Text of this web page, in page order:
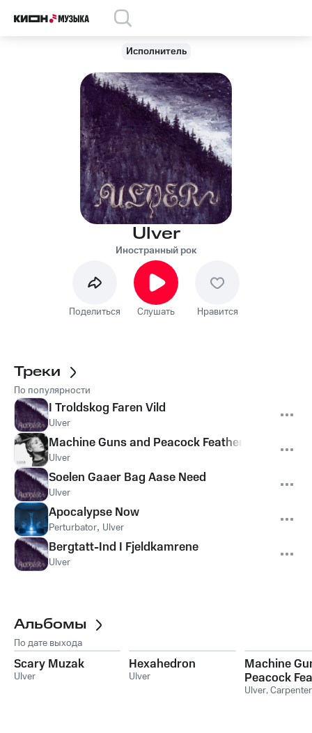
Исполнитель
Ulver
Иностранный рок
Поделиться Слушать Нравится
Треки
По популярности
I Troldskog Faren Vild
Ulver
Machine Guns and Peacock Feathers
Ulver
Soelen Gaaer Bag Aase Need
Ulver
Apocalypse Now
Perturbator, Ulver
Bergtatt-Ind I Fjeldkamrene
Ulver
Альбомы
По дате выхода
Scary Muzak
Ulver
Hexahedron
Ulver
Machine
Peacock
Ulver,